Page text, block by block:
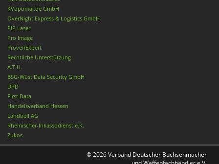
KVoptimal.de GmbH
OverNight Express & Logistics GmbH
PiP Laser
Pro Image
ProvenExpert
Rechtliche Unterstützung
A.T.U.
BSG-Wüst Data Security GmbH
DPD
First Data
Handelsverband Hessen
Landbell AG
Rheinischer-Inkassodienst e.K.
Zukos
© 2026 Verband Deutscher Büchsenmacher